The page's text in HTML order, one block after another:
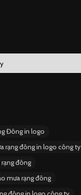
Đông in logo
rạng đông in logo công ty
đông
mưa rạng đông